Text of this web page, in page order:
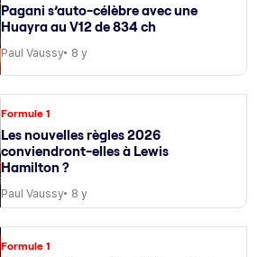
Pagani s’auto-célèbre avec une
Huayra au V12 de 834 ch
Paul Vaussy 8 y
Formule 1
Les nouvelles règles 2026
conviendront-elles à Lewis
Hamilton ?
Paul Vaussy 8 y
Formule 1